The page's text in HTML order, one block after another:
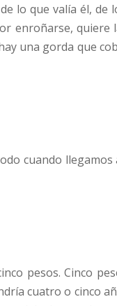
lo que valía él, de
enroñarse, quiere
una gorda que
cuando
pesos. Cinco
cuatro o cinco